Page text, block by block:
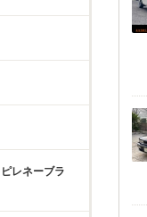
レネーブラ